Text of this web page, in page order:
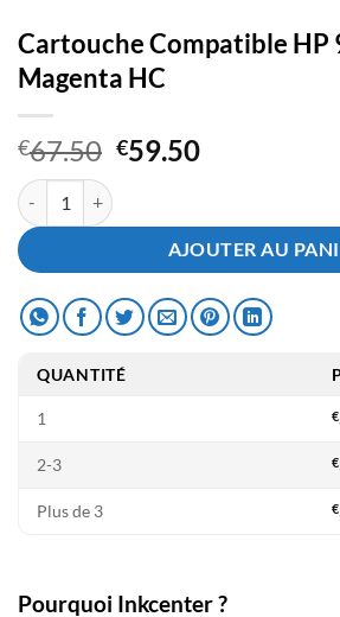
Cartouche Compatible HP
Magenta HC
€67.50 Le
était :
€67.50.
€59.50Le
est :
€59.50.
quantité de Cartouche Compatible HP 971
AJOUTER AU
QUANTITÉ
1 €
2-3 €
Plus de 3 €
Pourquoi Inkcenter ?